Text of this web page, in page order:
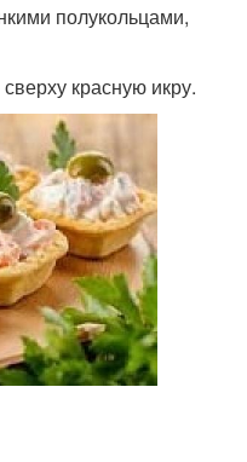
полукольцами,
красную икру.